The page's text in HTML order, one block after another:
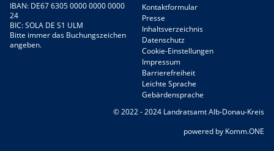
IBAN: DE67 6305 0000 0000 0000
24
BIC: SOLA DE S1 ULM
Bitte immer das Buchungszeichen
angeben.
Kontaktformular
Presse
Inhaltsverzeichnis
Datenschutz
Cookie-Einstellungen
Impressum
Barrierefreiheit
Leichte Sprache
Gebärdensprache
© 2022 - 2024 Landratsamt Alb-Donau-Kreis
powered by Komm.ONE